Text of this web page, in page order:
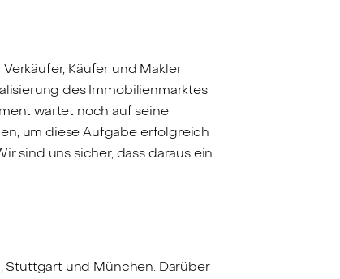
Käufer und Makler
des Immobilienmarktes
wartet noch auf seine
um diese Aufgabe erfolgreich
sind uns sicher, dass daraus ein
Stuttgart und München. Darüber